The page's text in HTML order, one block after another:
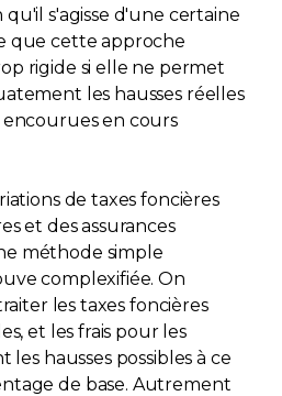
qu'il s'agisse d'une certaine
que cette approche
rigide si elle ne permet
les hausses réelles
encourues en cours
de taxes foncières
et des assurances
méthode simple
complexifiée. On
les taxes foncières
et les frais pour les
les hausses possibles à ce
de base. Autrement